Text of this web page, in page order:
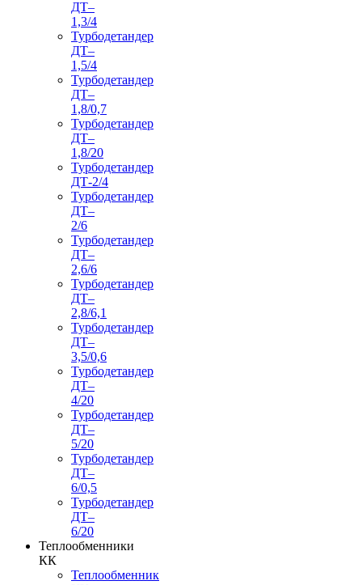
ДТ–
1,3/4
Турбодетандер
ДТ–
1,5/4
Турбодетандер
ДТ–
1,8/0,7
Турбодетандер
ДТ–
1,8/20
Турбодетандер
ДТ-2/4
Турбодетандер
ДТ–
2/6
Турбодетандер
ДТ–
2,6/6
Турбодетандер
ДТ–
2,8/6,1
Турбодетандер
ДТ–
3,5/0,6
Турбодетандер
ДТ–
4/20
Турбодетандер
ДТ–
5/20
Турбодетандер
ДТ–
6/0,5
Турбодетандер
ДТ–
6/20
Теплообменники
КК
Теплообменник